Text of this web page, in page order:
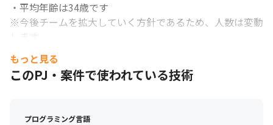
・平均年齢は34歳です
※今後チームを拡大していく方針であるため、人数は変動
します
■ 現場・社員の雰囲気
・開発チームは当社のベテランエンジニアが務めており、
もっと見る
このPJ・案件で使われている技術
プログラミング言語